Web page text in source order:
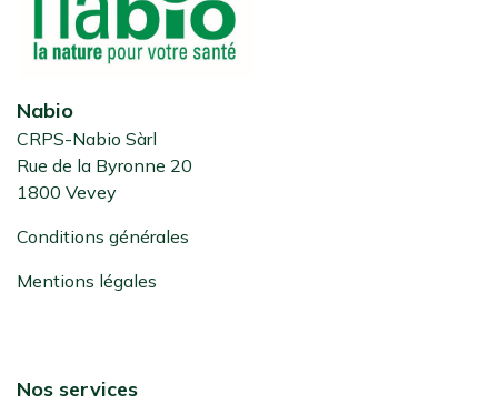
Nabio
CRPS-Nabio Sàrl
Rue de la Byronne 20
1800 Vevey
Conditions générales
Mentions légales
Nos services